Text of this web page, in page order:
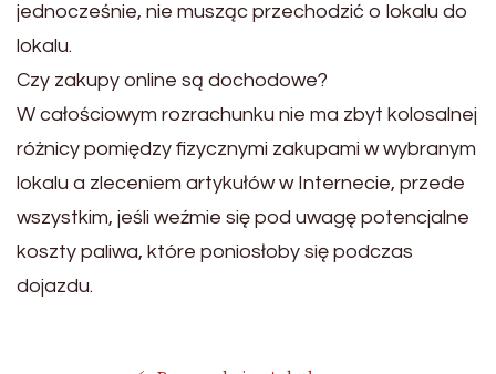
jednocześnie, nie musząc przechodzić o lokalu do
lokalu.
Czy zakupy online są dochodowe?
W całościowym rozrachunku nie ma zbyt kolosalnej
różnicy pomiędzy fizycznymi zakupami w wybranym
lokalu a zleceniem artykułów w Internecie, przede
wszystkim, jeśli weźmie się pod uwagę potencjalne
koszty paliwa, które poniosłoby się podczas
dojazdu.